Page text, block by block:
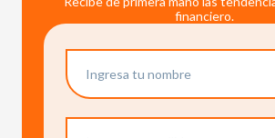
financiero.